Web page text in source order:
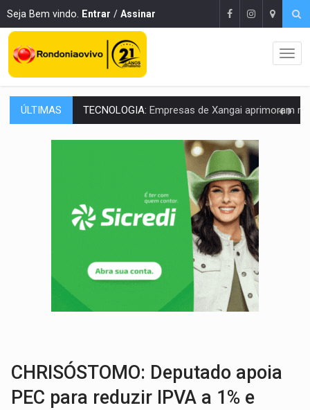
Seja Bem vindo. Entrar / Assinar
ÚLTIMAS PROTEGE A TERRA:China descobre como explodir asteroide com bomba
VÍDEO:Motociclista morre após bater na traseira de
Essa receita com frango virou o meu
EMPREENDEDORISMO: 7 negócios que podem começar com pouco dinheiro e
GIGANTE DA AMÉRICA: Brasil reúne dimensão continental e posição
10 dicas importantes para quem quer
VARCENA:Cientistas descobrem nova espécie de rã em florestas
BARGANHA: Vai comprar celular usado? Veja como consultar o
CHRISÓSTOMO: Deputado apoia
PEC para reduzir IPVA a 1% e